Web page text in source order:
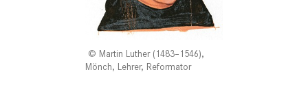
Martin Luther (1483–1546),
Mönch, Lehrer, Reformator